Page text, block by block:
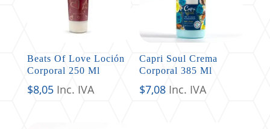
Beats Of Love Loción
Corporal 250 Ml
$8,05 Inc. IVA
Capri Soul Crema
Corporal 385 Ml
$7,08 Inc. IVA